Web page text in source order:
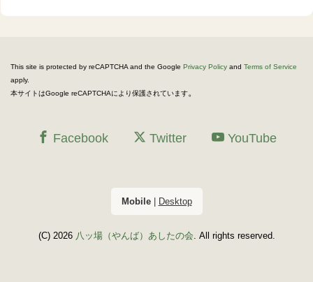
This site is protected by reCAPTCHA and the Google Privacy Policy and Terms of Service
apply.
本サイトはGoogle reCAPTCHAにより保護されています。
Facebook Twitter YouTube
Mobile| Desktop
(C) 2026 八ッ場（やんば）あしたの会. All rights reserved.